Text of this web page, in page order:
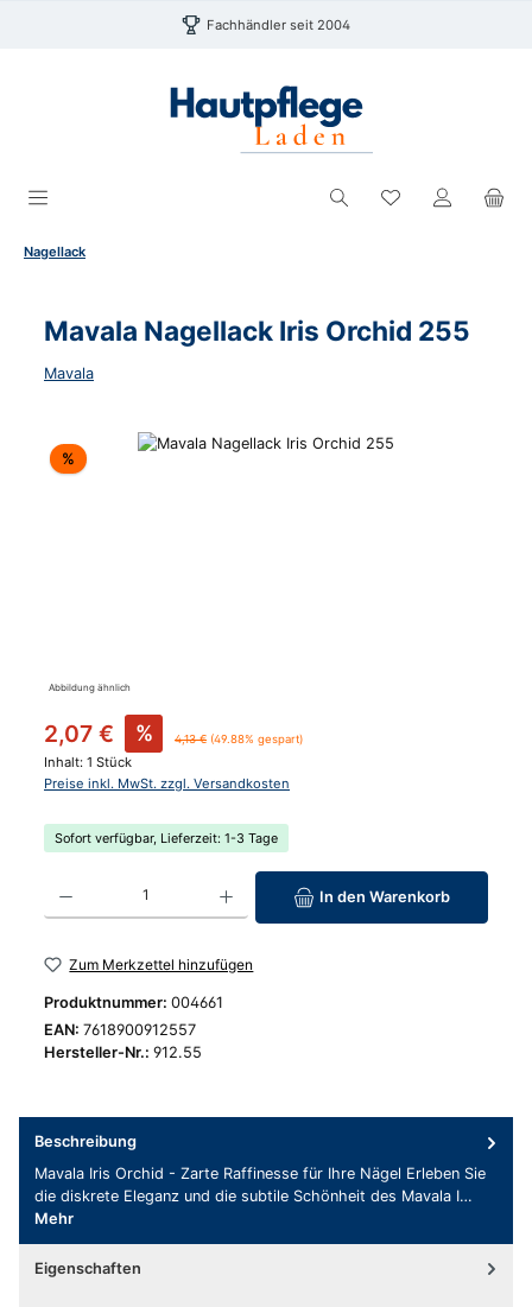
Zum Hauptinhalt springen Fachhändler seit 2004
Du hast 0
Nagellack
Mavala Nagellack Iris Orchid 255
Mavala
Bildergalerie überspringen
% Rabatt
Abbildung ähnlich
Verkaufspreis:
2,07 € % Regulärer Preis:
4,13 € (49.88% gespart)
Inhalt: 1 Stück
Preise inkl. MwSt. zzgl. Versandkosten
Sofort verfügbar, Lieferzeit: 1-3 Tage
Produkt Anzahl: Gib den gewünschten Wert ein oder benutze die
In den Warenkorb
Zum Merkzettel hinzufügen
Produktnummer: 004661
EAN: 7618900912557
Hersteller-Nr.: 912.55
Beschreibung
Mavala Iris Orchid - Zarte Raffinesse für Ihre Nägel Erleben Sie
die diskrete Eleganz und die subtile Schönheit des Mavala I…
Mehr
Eigenschaften